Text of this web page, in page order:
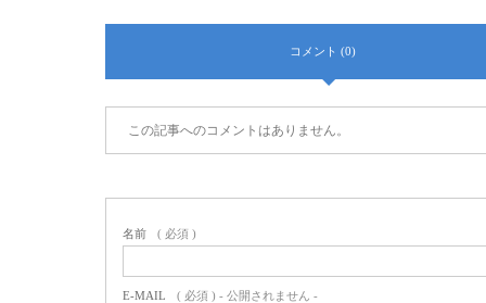
コメント (0)
この記事へのコメントはありません。
名前 ( 必須 )
E-MAIL ( 必須 ) - 公開されません -